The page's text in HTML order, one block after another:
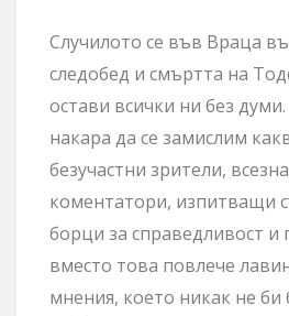
Случилото се във Враца
следобед и смъртта на
остави всички ни без
накара да се замислим
безучастни зрители,
коментатори, изпитващи
борци за справедливост и
вместо това повлече
мнения, което никак не